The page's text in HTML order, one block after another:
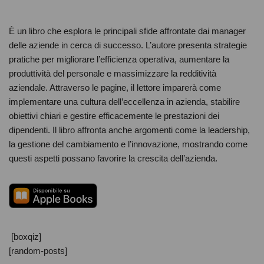
È un libro che esplora le principali sfide affrontate dai manager
delle aziende in cerca di successo. L’autore presenta strategie
pratiche per migliorare l’efficienza operativa, aumentare la
produttività del personale e massimizzare la redditività
aziendale. Attraverso le pagine, il lettore imparerà come
implementare una cultura dell’eccellenza in azienda, stabilire
obiettivi chiari e gestire efficacemente le prestazioni dei
dipendenti. Il libro affronta anche argomenti come la leadership,
la gestione del cambiamento e l’innovazione, mostrando come
questi aspetti possano favorire la crescita dell’azienda.
[boxqiz]
[random-posts]